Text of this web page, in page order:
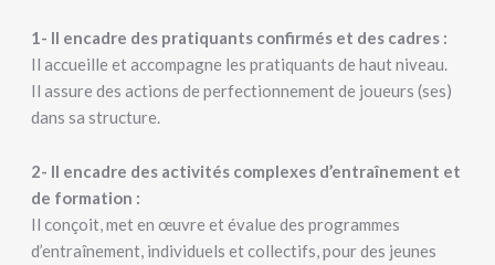
1- Il encadre des pratiquants confirmés et des cadres :
Il accueille et accompagne les pratiquants de haut niveau.
Il assure des actions de perfectionnement de joueurs (ses)
dans sa structure.
2- Il encadre des activités complexes d’entraînement et
de formation :
Il conçoit, met en œuvre et évalue des programmes
d’entraînement, individuels et collectifs, pour des jeunes